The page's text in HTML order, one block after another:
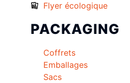
Flyer écologique
PACKAGING
Coffrets
Emballages
Sacs